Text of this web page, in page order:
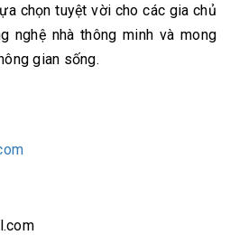
chọn tuyệt vời cho các gia chủ
nghệ nhà thông minh và mong
gian sống.